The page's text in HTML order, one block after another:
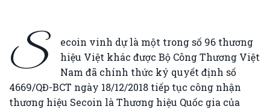
S
ecoin vinh dự là một trong số 96 thương
hiệu Việt khác được Bộ Công Thương Việt
Nam đã chính thức ký quyết định số
4669/QĐ-BCT ngày 18/12/2018 tiếp tục công nhận
thương hiệu Secoin là Thương hiệu Quốc gia của